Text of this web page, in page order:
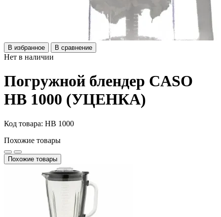
В избранное В сравнение
Нет в наличии
Погружной блендер CASO
HB 1000 (УЦЕНКА)
Код товара: HB 1000
Похожие товары
Похожие товары